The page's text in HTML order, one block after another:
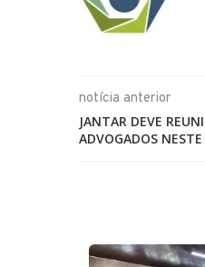
notícia anterior
JANTAR DEVE
ADVOGADOS